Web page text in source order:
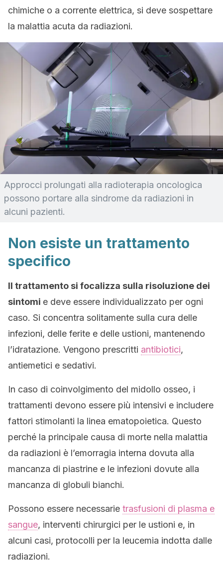
chimiche o a corrente elettrica, si deve sospettare
la malattia acuta da radiazioni.
Approcci prolungati alla radioterapia oncologica
possono portare alla sindrome da radiazioni in
alcuni pazienti.
Non esiste un trattamento
specifico
Il trattamento si focalizza sulla risoluzione dei
sintomi e deve essere individualizzato per ogni
caso. Si concentra solitamente sulla cura delle
infezioni, delle ferite e delle ustioni, mantenendo
l’idratazione. Vengono prescritti antibiotici,
antiemetici e sedativi.
In caso di coinvolgimento del midollo osseo, i
trattamenti devono essere più intensivi e includere
fattori stimolanti la linea ematopoietica. Questo
perché la principale causa di morte nella malattia
da radiazioni è l’emorragia interna dovuta alla
mancanza di piastrine e le infezioni dovute alla
mancanza di globuli bianchi.
Possono essere necessarie trasfusioni di plasma e
sangue, interventi chirurgici per le ustioni e, in
alcuni casi, protocolli per la leucemia indotta dalle
radiazioni.